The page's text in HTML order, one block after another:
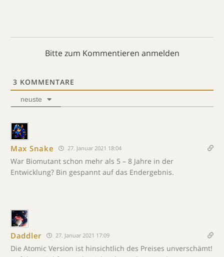
Bitte zum Kommentieren anmelden
3 KOMMENTARE
neuste
Max Snake 27. Januar 2021 18:04
War Biomutant schon mehr als 5 – 8 Jahre in der
Entwicklung? Bin gespannt auf das Endergebnis.
Daddler 27. Januar 2021 17:09
Die Atomic Version ist hinsichtlich des Preises unverschämt!